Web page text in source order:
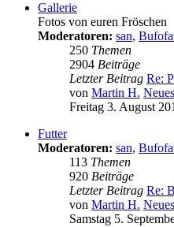
Gallerie
Fotos von euren Fröschen
Moderatoren: san,
250 Themen
2904 Beiträge
Letzter Beitrag Re:
von Martin H.
Freitag 3. August
Futter
Moderatoren: san,
113 Themen
920 Beiträge
Letzter Beitrag Re:
von Martin H.
Samstag 5.